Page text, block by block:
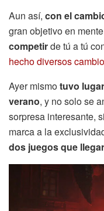
Aun así, con el
gran objetivo en
competirde tú a tú
hecho diversos
Ayer mismotuvo
verano, y no solo se
sorpresa interesante,
marca a la
dos juegos que